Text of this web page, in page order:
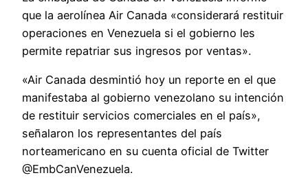
que la aerolínea Air Canada «considerará restituir
operaciones en Venezuela si el gobierno les
permite repatriar sus ingresos por ventas».
«Air Canada desmintió hoy un reporte en el que
manifestaba al gobierno venezolano su intención
de restituir servicios comerciales en el país»,
señalaron los representantes del país
norteamericano en su cuenta oficial de Twitter
@EmbCanVenezuela.